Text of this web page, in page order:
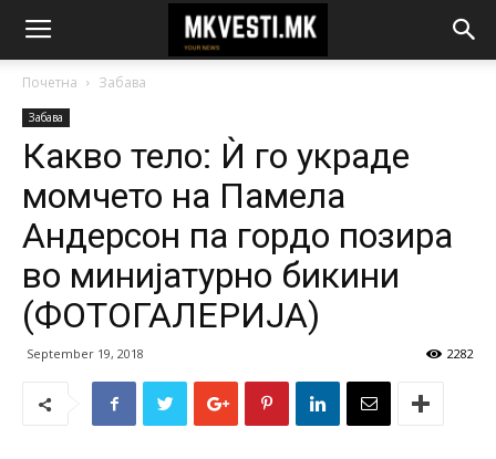
Почетна Забава
Забава
Какво тело: Ѝ го украде
момчето на Памела
Андерсон па гордо позира
во минијатурно бикини
(ФОТОГАЛЕРИЈА)
September 19, 2018 2282